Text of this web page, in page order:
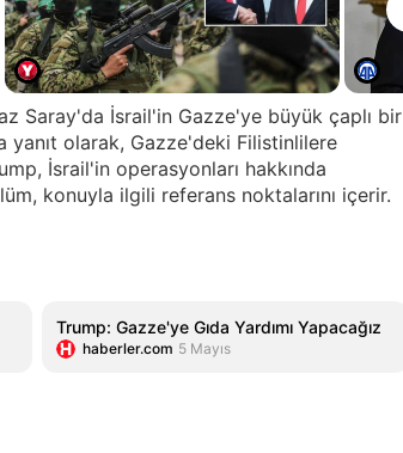
Saray'da İsrail'in Gazze'ye büyük çaplı bir
yanıt olarak, Gazze'deki Filistinlilere
İsrail'in operasyonları hakkında
konuyla ilgili referans noktalarını içerir.
Trump: Gazze'ye Gıda Yardımı Yapacağız
haberler.com 5 Mayıs